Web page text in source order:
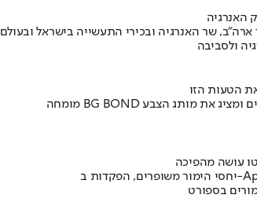
האנרגיה
שר האנרגיה ובכירי התעשייה בישראל ובעולם
ולסביבה
הטעות הזו
בספורט